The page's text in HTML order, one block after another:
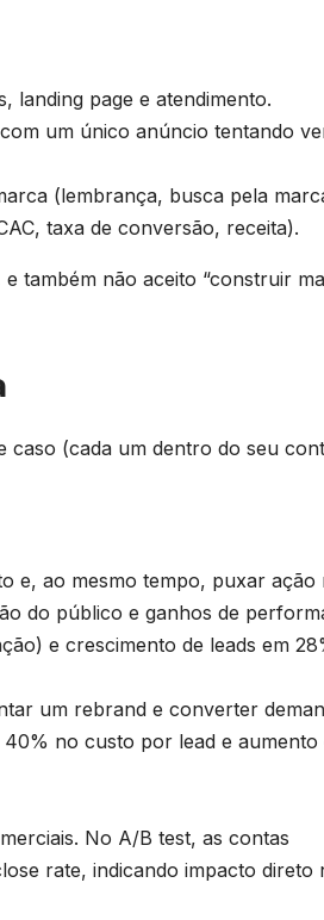
landing page e atendimento.
um único anúncio tentando
(lembrança, busca pela
taxa de conversão, receita).
também não aceito “construir
caso (cada um dentro do seu
e, ao mesmo tempo, puxar ação
do público e ganhos de
e crescimento de leads em
um rebrand e converter
no custo por lead e aumento
No A/B test, as contas
rate, indicando impacto direto